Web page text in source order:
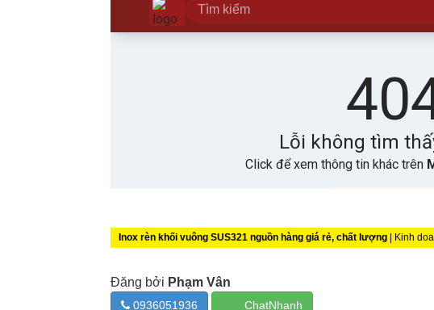
Inox rèn khối vuông SUS321 nguồn hàng giá rẻ, chất lượng | Kinh
Đăng bởi Phạm Vân
0936051936 ChatNhanh